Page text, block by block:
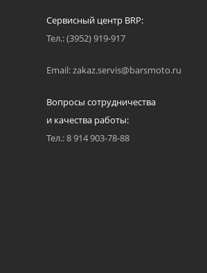
Сервисный центр BRP:
Тел.: (3952) 919-917
Email: zakaz.servis@barsmoto.ru
Вопросы сотрудничества
и качества работы:
Тел.: 8 914 903-78-88